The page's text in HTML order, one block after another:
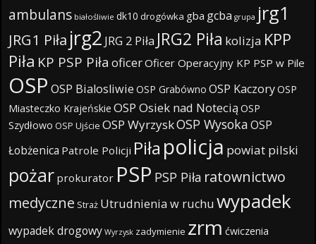
ambulans białośliwie dk10 drogówka gba gcba grupa jrg1
JRG1 Piła jrg2 JRG 2 Piła JRG2 Piła kolizja KPP
Piła KP PSP Piła oficerOficer Operacyjny KP PSP w Pile
OSP OSP Bialosliwie OSP Grabówno OSP KaczoryOSP
Miasteczko Krajeńskie OSP Osiek nad Notecią OSP
Szydłowo OSP Ujście OSP WyrzyskOSP WysokaOSP
Łobżenica Patrole Policji Piła policja powiat pilski
pożar prokurator PSP PSP Piła ratownictwo
medyczne Straż Utrudnienia w ruchu wypadek
wypadek drogowy Wyrzysk zadymienie zrm ćwiczenia